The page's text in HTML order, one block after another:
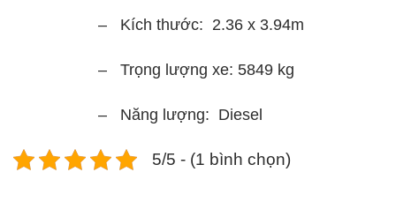
– Kích thước: 2.36 x 3.94m
– Trọng lượng xe: 5849 kg
– Năng lượng: Diesel
5/5 - (1 bình chọn)